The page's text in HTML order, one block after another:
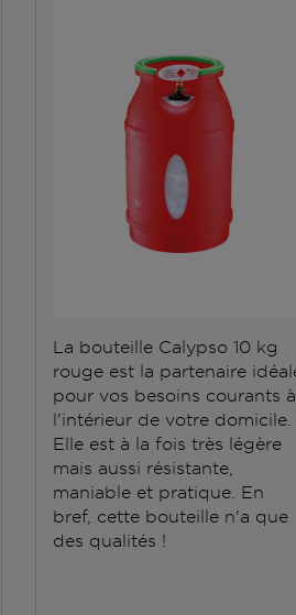
La bouteille Calypso 10 kg
rouge est la partenaire
pour vos besoins courants à
l'intérieur de votre domicile.
Elle est à la fois très légère
mais aussi résistante,
maniable et pratique. En
bref, cette bouteille n'a que
des qualités !